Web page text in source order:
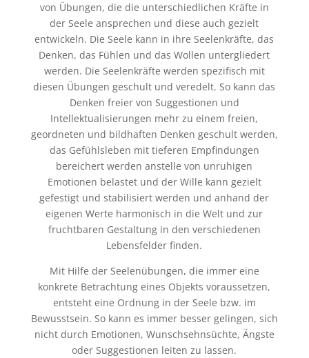
von Übungen, die die unterschiedlichen Kräfte in
der Seele ansprechen und diese auch gezielt
entwickeln. Die Seele kann in ihre Seelenkräfte, das
Denken, das Fühlen und das Wollen untergliedert
werden. Die Seelenkräfte werden spezifisch mit
diesen Übungen geschult und veredelt. So kann das
Denken freier von Suggestionen und
Intellektualisierungen mehr zu einem freien,
geordneten und bildhaften Denken geschult werden,
das Gefühlsleben mit tieferen Empfindungen
bereichert werden anstelle von unruhigen
Emotionen belastet und der Wille kann gezielt
gefestigt und stabilisiert werden und anhand der
eigenen Werte harmonisch in die Welt und zur
fruchtbaren Gestaltung in den verschiedenen
Lebensfelder finden.
Mit Hilfe der Seelenübungen, die immer eine
konkrete Betrachtung eines Objekts voraussetzen,
entsteht eine Ordnung in der Seele bzw. im
Bewusstsein. So kann es immer besser gelingen, sich
nicht durch Emotionen, Wunschsehnsüchte, Ängste
oder Suggestionen leiten zu lassen.